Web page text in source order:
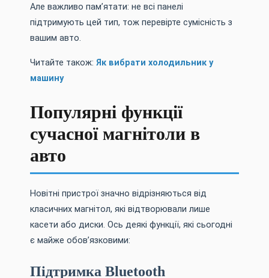
Але важливо пам’ятати: не всі панелі
підтримують цей тип, тож перевірте сумісність з
вашим авто.
Читайте також: Як вибрати холодильник у
машину
Популярні функції
сучасної магнітоли в
авто
Новітні пристрої значно відрізняються від
класичних магнітол, які відтворювали лише
касети або диски. Ось деякі функції, які сьогодні
є майже обов’язковими:
Підтримка Bluetooth